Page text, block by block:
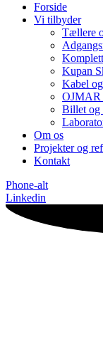
Forside
Vi tilbyder
Tællere
Kupan
Kabel
OJMAR
Billet og
Om os
Projekter og
Kontakt
Phone-alt
Linkedin